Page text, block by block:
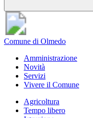
Comune di Olmedo
Amministrazione
Novità
Servizi
Vivere il Comune
Agricoltura
Tempo libero